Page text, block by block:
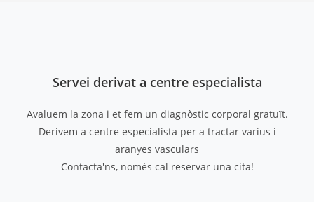
Servei derivat a centre especialista
Avaluem la zona i et fem un diagnòstic corporal gratuït.
Derivem a centre especialista per a tractar varius i
aranyes vasculars
Contacta'ns, només cal reservar una cita!